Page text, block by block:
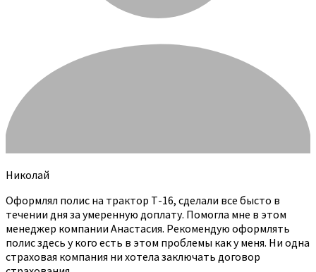
Николай
Оформлял полис на трактор Т-16, сделали все бысто в
течении дня за умеренную доплату. Помогла мне в этом
менеджер компании Анастасия. Рекомендую оформлять
полис здесь у кого есть в этом проблемы как у меня. Ни одна
страховая компания ни хотела заключать договор